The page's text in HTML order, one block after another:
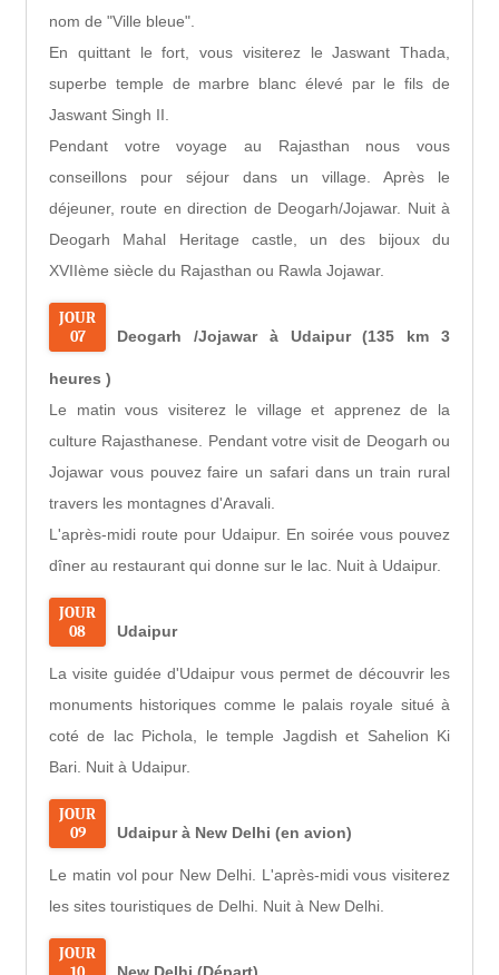
nom de "Ville bleue".
En quittant le fort, vous visiterez le Jaswant Thada,
superbe temple de marbre blanc élevé par le fils de
Jaswant Singh II.
Pendant votre voyage au Rajasthan nous vous
conseillons pour séjour dans un village. Après le
déjeuner, route en direction de Deogarh/Jojawar. Nuit à
Deogarh Mahal Heritage castle, un des bijoux du
XVIIème siècle du Rajasthan ou Rawla Jojawar.
JOUR
07
Deogarh /Jojawar à Udaipur (135 km 3
heures )
Le matin vous visiterez le village et apprenez de la
culture Rajasthanese. Pendant votre visit de Deogarh ou
Jojawar vous pouvez faire un safari dans un train rural
travers les montagnes d'Aravali.
L'après-midi route pour Udaipur. En soirée vous pouvez
dîner au restaurant qui donne sur le lac. Nuit à Udaipur.
JOUR
08
Udaipur
La visite guidée d'Udaipur vous permet de découvrir les
monuments historiques comme le palais royale situé à
coté de lac Pichola, le temple Jagdish et Sahelion Ki
Bari. Nuit à Udaipur.
JOUR
09
Udaipur à New Delhi (en avion)
Le matin vol pour New Delhi. L'après-midi vous visiterez
les sites touristiques de Delhi. Nuit à New Delhi.
JOUR
New Delhi (Départ)